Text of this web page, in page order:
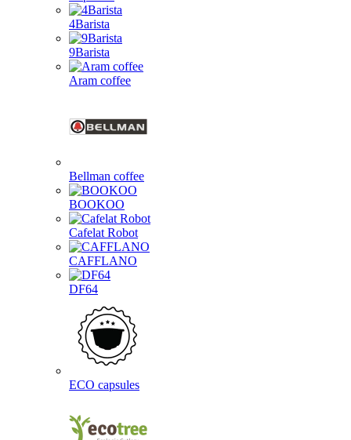
4Barista
9Barista
Aram coffee
Bellman coffee
BOOKOO
Cafelat Robot
CAFFLANO
DF64
ECO capsules